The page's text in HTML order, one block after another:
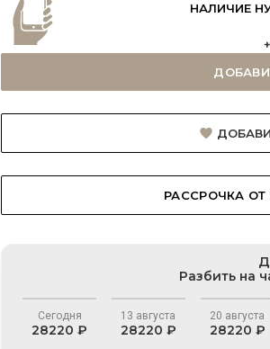
НАЛИЧИЕ
РАССРОЧКА ОТ
Разбить на
Сегодня
28220 ₽
13 августа
28220 ₽
20 августа
28220 ₽